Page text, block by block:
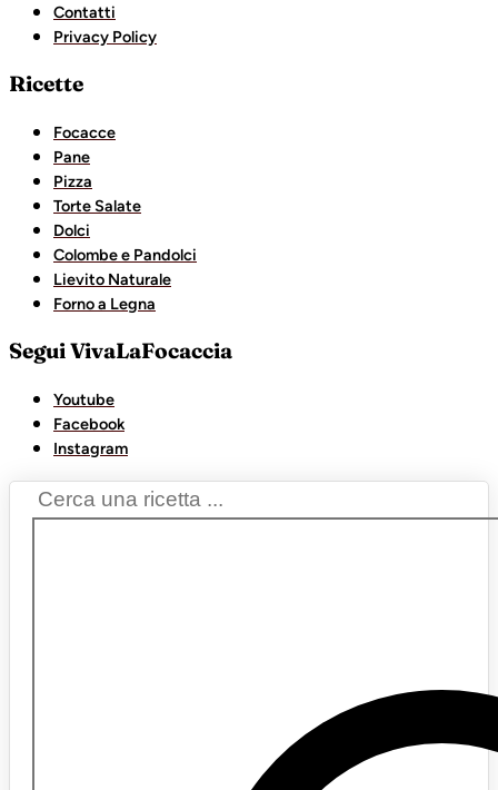
Contatti
Privacy Policy
Ricette
Focacce
Pane
Pizza
Torte Salate
Dolci
Colombe e Pandolci
Lievito Naturale
Forno a Legna
Segui VivaLaFocaccia
Youtube
Facebook
Instagram
Search
...